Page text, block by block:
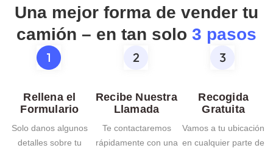
Una mejor forma de vender tu
camión – en tan solo 3 pasos
Rellena el
Formulario
Solo danos algunos
detalles sobre tu
Recibe Nuestra
Llamada
Te contactaremos
rápidamente con una
Recogida
Gratuita
Vamos a tu ubicación
en cualquier parte de